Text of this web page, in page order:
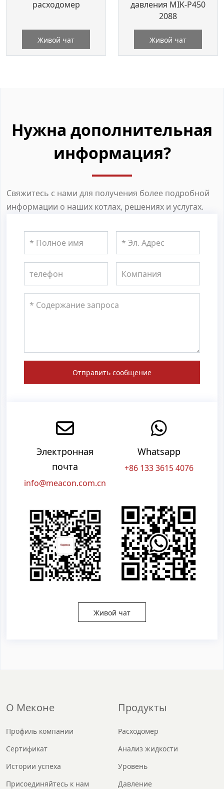
расходомер
Живой чат
давления MIK-P450
2088
Живой чат
Нужна дополнительная
информация?
Свяжитесь с нами для получения более подробной
информации о наших котлах, решениях и услугах.
Отправить сообщение
Электронная
почта
info@meacon.com.cn
Whatsapp
+86 133 3615 4076
Живой чат
О Меконе
Профиль компании
Сертификат
Истории успеха
Присоединяйтесь к нам
Продукты
Расходомер
Анализ жидкости
Уровень
Давление